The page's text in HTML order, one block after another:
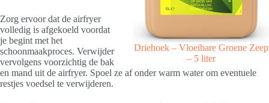
Driehoek – Vloeibare Groene Zeep
– 5 liter
Zorg ervoor dat de airfryer
volledig is afgekoeld voordat
je begint met het
schoonmaakproces. Verwijder
vervolgens voorzichtig de bak
en mand uit de airfryer. Spoel ze af onder warm water om eventuele
restjes voedsel te verwijderen.